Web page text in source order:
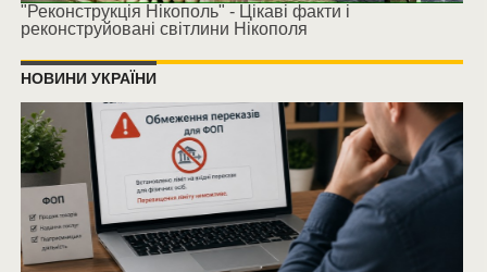
"Реконструкція Нікополь" - Цікаві факти і
реконструйовані світлини Нікополя
НОВИНИ УКРАЇНИ